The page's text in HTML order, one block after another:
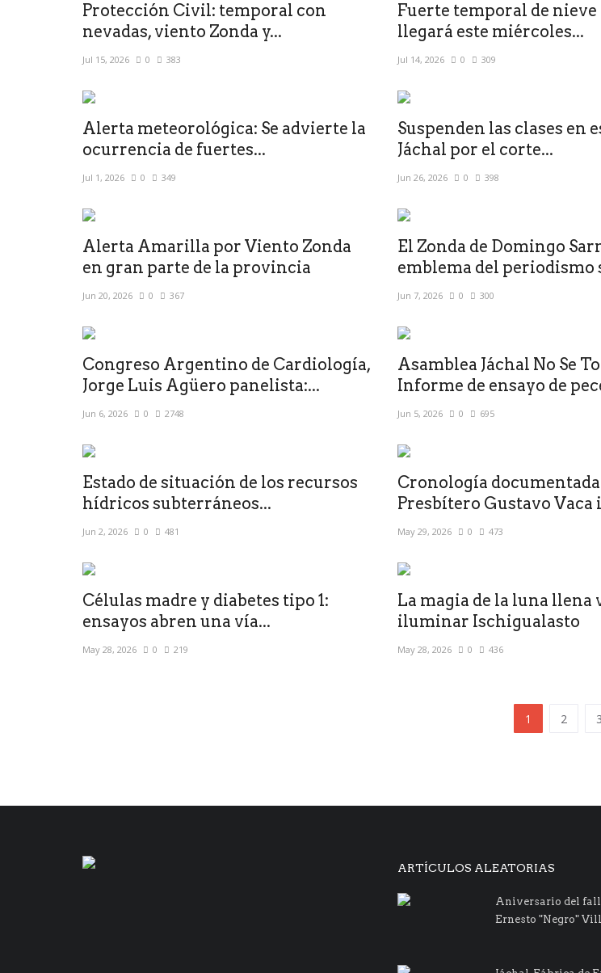
Protección Civil: temporal con
nevadas, viento Zonda y...
Jul 15, 2026 0 383
Fuerte temporal de
llegará este miércoles...
Jul 14, 2026 0 309
Alerta meteorológica: Se advierte la
ocurrencia de fuertes...
Jul 1, 2026 0 349
Suspenden las clases en
Jáchal por el corte...
Jun 26, 2026 0 398
Alerta Amarilla por Viento Zonda
en gran parte de la provincia
Jun 20, 2026 0 367
El Zonda de Domingo
emblema del periodismo
Jun 7, 2026 0 300
Congreso Argentino de Cardiología,
Jorge Luis Agüero panelista:...
Jun 6, 2026 0 2748
Asamblea Jáchal No Se
Informe de ensayo de
Jun 5, 2026 0 695
Estado de situación de los recursos
hídricos subterráneos...
Jun 2, 2026 0 481
Cronología
Presbítero Gustavo Vaca
May 29, 2026 0 473
Células madre y diabetes tipo 1:
ensayos abren una vía...
May 28, 2026 0 219
La magia de la luna llena
iluminar Ischigualasto
May 28, 2026 0 436
1 2 3
ARTÍCULOS ALEATORIAS
Aniversario del
Ernesto "Negro"